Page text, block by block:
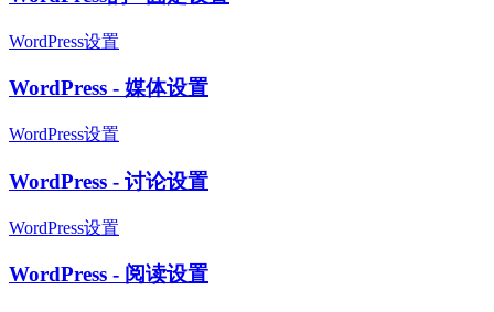
WordPress设置
WordPress - 媒体设置
WordPress设置
WordPress - 讨论设置
WordPress设置
WordPress - 阅读设置